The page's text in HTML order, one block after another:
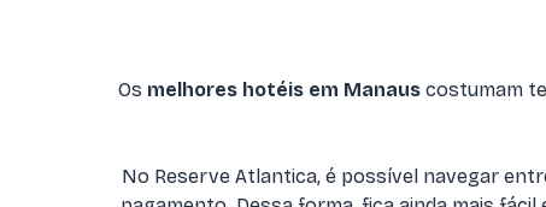
Os melhores hotéis em Manauscostumam
No Reserve Atlantica, é possível navegar